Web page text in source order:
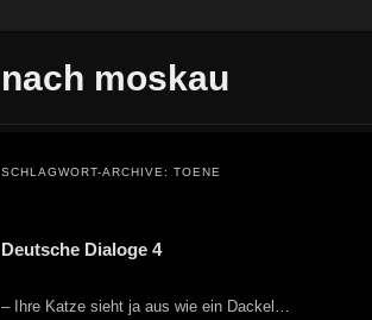
nach moskau
SCHLAGWORT-ARCHIVE: TOENE
Deutsche Dialoge 4
– Ihre Katze sieht ja aus wie ein Dackel…